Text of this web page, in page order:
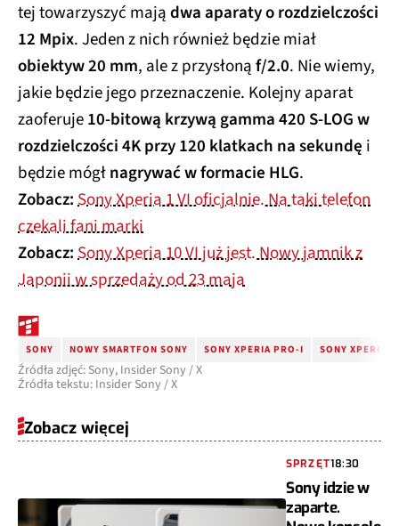
tej towarzyszyć majądwa aparaty o rozdzielczości
12 Mpix. Jeden z nich również będzie miał
obiektyw 20 mm, ale z przysłonąf/2.0. Nie wiemy,
jakie będzie jego przeznaczenie. Kolejny aparat
zaoferuje10-bitową krzywą gamma 420 S-LOG w
rozdzielczości 4K przy 120 klatkach na sekundę i
będzie mógłnagrywać w formacie HLG.
Zobacz:Sony Xperia 1 VI oficjalnie. Na taki telefon
czekali fani marki
Zobacz:Sony Xperia 10 VI już jest. Nowy jamnik z
Japonii w sprzedaży od 23 maja
SONY NOWY SMARTFON SONY SONY XPERIA PRO-I SONY XPERIA
Źródła zdjęć: Sony, Insider Sony / X
Źródła tekstu: Insider Sony / X
Zobacz więcej
SPRZĘT18:30
Sony idzie w
zaparte.